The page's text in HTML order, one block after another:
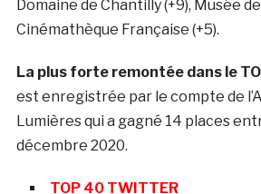
Domaine de Chantilly (+9), Musée
Cinémathèque Française (+5).
La plus forte remontée dans le
est enregistrée par le compte de
Lumières qui a gagné 14 places
décembre 2020.
TOP 40 TWITTER